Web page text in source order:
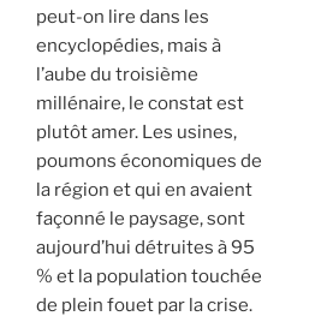
peut-on lire dans les
encyclopédies, mais à
l’aube du troisième
millénaire, le constat est
plutôt amer. Les usines,
poumons économiques de
la région et qui en avaient
façonné le paysage, sont
aujourd’hui détruites à 95
% et la population touchée
de plein fouet par la crise.